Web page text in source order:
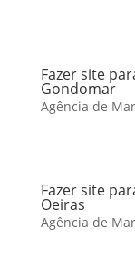
Fazer site
Gondomar
Agência de
Fazer site
Oeiras
Agência de